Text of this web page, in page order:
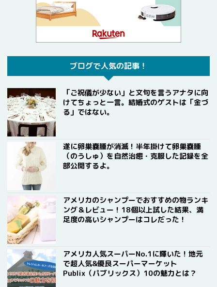
ブログで人気の記事！
「ご祝儀が少ない」と文句を言うアナタに向
けてちょっと一言。結婚式のゲストは「金づ
る」ではない。
遂に卵巣嚢腫が消滅！半年掛けて卵巣嚢腫
（のうしゅ）を自然治癒・克服した記録を全
部公開するよ。
アメリカのシャンプーでおすすめの物ランキ
ング＆レビュー！18個以上試した結果、満
足度の高いシャンプーはコレだった！
アメリカ人気スーパーNo.1に輝いた！地元
で超人気&優良スーパーマーケット
Publix（パブリックス）10の魅力とは？